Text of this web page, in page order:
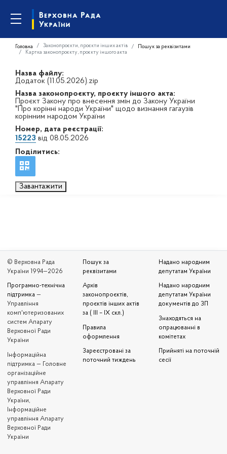
Головна Законопроєкти, проєкти інших актів
Пошук за реквізитами
Картка законопроєкту, проєкту іншого акта
Назва файлу:
Додаток (11.05.2026).zip
Назва законопроєкту, проєкту іншого акта:
Проєкт Закону про внесення змін до Закону України
"Про корінні народи України" щодо визнання гагаузів
корінним народом України
Номер, дата реєстрації:
15223 від 08.05.2026
Поділитись:
Завантажити
© Верховна Рада
України 1994—2026
Програмно-технічна
підтримка —
Управління
комп'ютеризованих
систем Апарату
Верховної Ради
України
Iнформаційна
підтримка — Головне
організаційне
управління Апарату
Верховної Ради
України,
Інформаційне
управління Апарату
Верховної Ради
України
Пошук за
реквізитами
Архів
законопроєктів,
проєктів інших актів
за ( III – IX скл.)
Правила
оформлення
Зареєстровані за
поточний тиждень
Надано народним
депутатам України
Надано народним
депутатам України
документів до ЗП
Знаходяться на
опрацюванні в
комітетах
Прийняті на поточній
сесії